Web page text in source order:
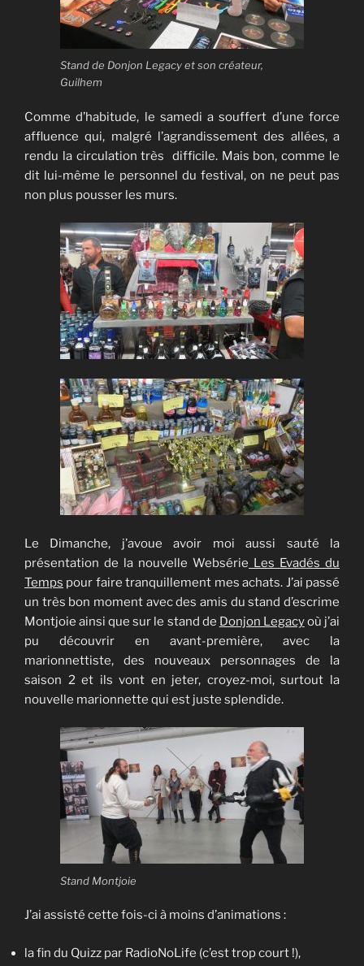
Stand de Donjon Legacy et son créateur,
Guilhem
Comme d’habitude, le samedi a souffert d’une force
affluence qui, malgré l’agrandissement des allées, a
rendu la circulation très difficile. Mais bon, comme le
dit lui-même le personnel du festival, on ne peut pas
non plus pousser les murs.
Le Dimanche, j’avoue avoir moi aussi sauté la
présentation de la nouvelle Websérie Les Evadés du
Temps pour faire tranquillement mes achats. J’ai passé
un très bon moment avec des amis du stand d’escrime
Montjoie ainsi que sur le stand de Donjon Legacyoù j’ai
pu découvrir en avant-première, avec la
marionnettiste, des nouveaux personnages de la
saison 2 et ils vont en jeter, croyez-moi, surtout la
nouvelle marionnette qui est juste splendide.
Stand Montjoie
J’ai assisté cette fois-ci à moins d’animations :
la fin du Quizz par RadioNoLife (c’est trop court !),